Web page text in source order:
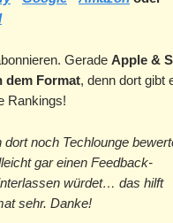
Gerade Apple &
dem Format, denn dort gibt
Rankings!
dort noch Techlounge
gar einen Feedback-
würdet… das hilft
sehr. Danke!